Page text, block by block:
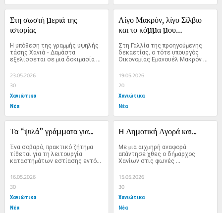
Στη σωστή µεριά της
ιστορίας
Η υπόθεση της γραµµής υψηλής
τάσης Χανιά - ∆αµάστα
εξελίσσεται σε µια δοκιµασία
αξιοπρέπειας...
23.05.2026
30
Χανιώτικα
Νέα
Λίγο Μακρόν, λίγο Σίλβιο
και το κόµµα µου…
Στη Γαλλία της προηγούµενης
δεκαετίας, ο τότε υπουργός
Οικονοµίας Εµανουέλ Μακρόν
αποφάσισε να αφήσει πίσω του...
19.05.2026
20
Χανιώτικα
Νέα
Τα “ψιλά” γράµµατα για...
Ένα σοβαρό, πρακτικό ζήτηµα
τίθεται για τη λειτουργία
καταστηµάτων εστίασης εντός
της ∆ηµοτικής Αγοράς,...
16.05.2026
30
Χανιώτικα
Νέα
Η ∆ηµοτική Αγορά και...
Με µια αιχµηρή αναφορά
απάντησε χθες ο δήµαρχος
Χανίων στις φωνές
διαµαρτυρίας για τις...
15.05.2026
30
Χανιώτικα
Νέα